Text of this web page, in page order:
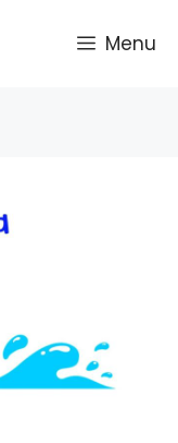
Menu